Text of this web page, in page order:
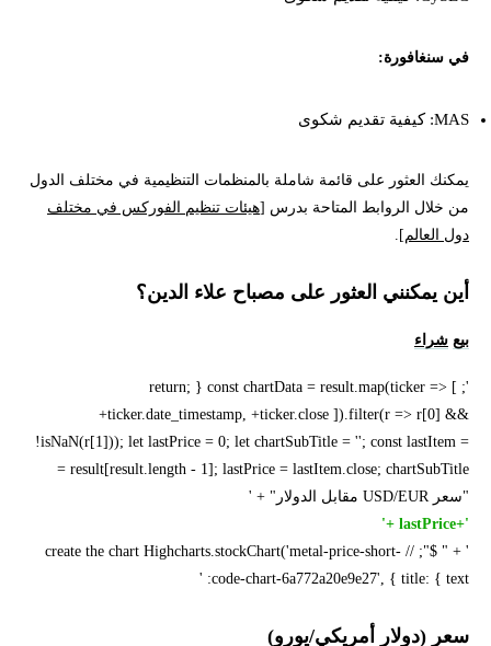
في سنغافورة:
MAS: كيفية تقديم شكوى
يمكنك العثور على قائمة شاملة بالمنظمات التنظيمية في مختلف الدول
من خلال الروابط المتاحة بدرس [هيئات تنظيم الفوركس في مختلف
دول العالم].
أين يمكنني العثور على مصباح علاء الدين؟
بيع شراء
'; return; } const chartData = result.map(ticker => [
+ticker.date_timestamp, +ticker.close ]).filter(r => r[0] &&
!isNaN(r[1])); let lastPrice = 0; let chartSubTitle = ''; const lastItem =
result[result.length - 1]; lastPrice = lastItem.close; chartSubTitle =
"سعر USD/EUR مقابل الدولار" + '
'+lastPrice +'
' + " $"; // create the chart Highcharts.stockChart('metal-price-short-
code-chart-6a772a20e9e27', { title: { text: '
سعر (دولار أمريكي/يورو)